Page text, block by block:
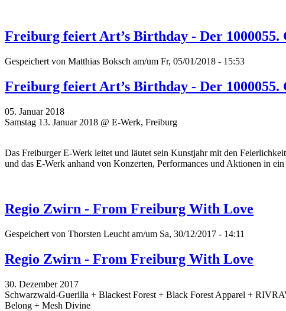
Freiburg feiert Art’s Birthday - Der 1000055.
Gespeichert von Matthias Boksch am/um Fr, 05/01/2018 - 15:53
Freiburg feiert Art’s Birthday - Der 1000055.
05. Januar 2018
Samstag 13. Januar 2018 @ E-Werk, Freiburg
Das Freiburger E-Werk leitet und läutet sein Kunstjahr mit den
und das E-Werk anhand von Konzerten, Performances und Aktionen in
Regio Zwirn - From Freiburg With Love
Gespeichert von Thorsten Leucht am/um Sa, 30/12/2017 - 14:11
Regio Zwirn - From Freiburg With Love
30. Dezember 2017
Schwarzwald-Guerilla + Blackest Forest + Black Forest Apparel +
Belong + Mesh Divine